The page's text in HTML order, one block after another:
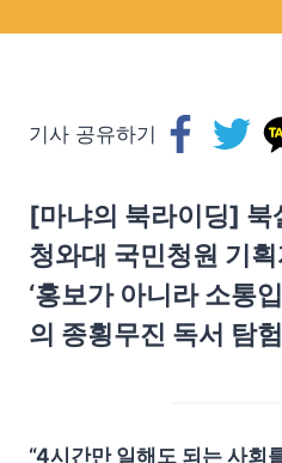
기사 공유하기
[마냐의 북라이딩] 북
청와대 국민청원 기
‘홍보가 아니라 소통
의 종횡무진 독서 탐
“4시간만 일해도 되는 사회